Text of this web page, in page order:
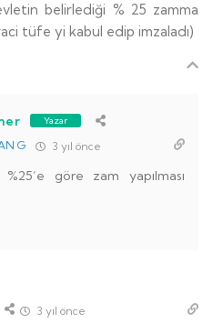
belirlediği % 25 zamma
tüfe yi kabul edip imzaladı)
Yazar
G 3 yıl önce
göre zam yapılması
3 yıl önce